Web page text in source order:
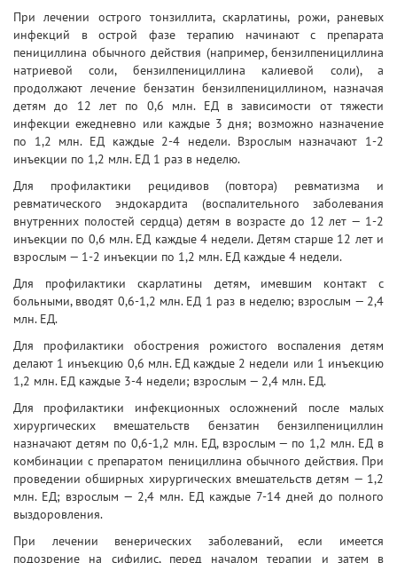
При лечении острого тонзиллита, скарлатины, рожи, раневых
инфекций в острой фазе терапию начинают с препарата
пенициллина обычного действия (например, бензилпенициллина
натриевой соли, бензилпенициллина калиевой соли), а
продолжают лечение бензатин бензилпенициллином, назначая
детям до 12 лет по 0,6 млн. ЕД в зависимости от тяжести
инфекции ежедневно или каждые 3 дня; возможно назначение
по 1,2 млн. ЕД каждые 2-4 недели. Взрослым назначают 1-2
инъекции по 1,2 млн. ЕД 1 раз в неделю.
Для профилактики рецидивов (повтора) ревматизма и
ревматического эндокардита (воспалительного заболевания
внутренних полостей сердца) детям в возрасте до 12 лет — 1-2
инъекции по 0,6 млн. ЕД каждые 4 недели. Детям старше 12 лет и
взрослым — 1-2 инъекции по 1,2 млн. ЕД каждые 4 недели.
Для профилактики скарлатины детям, имевшим контакт с
больными, вводят 0,6-1,2 млн. ЕД 1 раз в неделю; взрослым — 2,4
млн. ЕД.
Для профилактики обострения рожистого воспаления детям
делают 1 инъекцию 0,6 млн. ЕД каждые 2 недели или 1 инъекцию
1,2 млн. ЕД каждые 3-4 недели; взрослым — 2,4 млн. ЕД.
Для профилактики инфекционных осложнений после малых
хирургических вмешательств бензатин бензилпенициллин
назначают детям по 0,6-1,2 млн. ЕД, взрослым — по 1,2 млн. ЕД в
комбинации с препаратом пенициллина обычного действия. При
проведении обширных хирургических вмешательств детям — 1,2
млн. ЕД; взрослым — 2,4 млн. ЕД каждые 7-14 дней до полного
выздоровления.
При лечении венерических заболеваний, если имеется
подозрение на сифилис, перед началом терапии и затем в